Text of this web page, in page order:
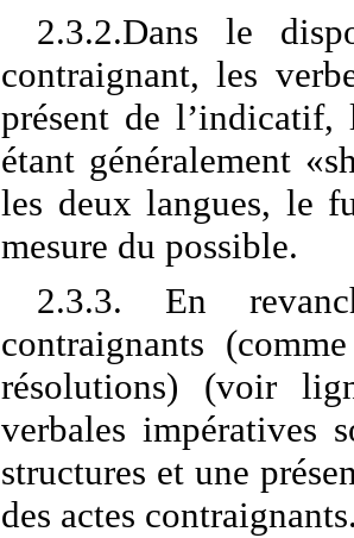
2.3.2.Dans le
contraignant, les
présent de
étant généralement
les deux langues, le
mesure du possible.
2.3.3. En
contraignants
résolutions) (voir
verbales impératives
structures et une
des actes